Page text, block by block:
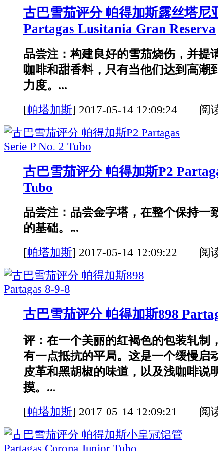
古巴雪茄评分 帕得加斯露丝塔尼
Partagas Lusitania Gran Reserva
品尝注：构建良好的雪茄烧伤，并提
咖啡和甜香料，只有当他们达到高潮
力度。...
[帕塔加斯] 2017-05-14 12:09:24 阅
古巴雪茄评分 帕得加斯P2
Tubo
品尝注：品尝金字塔，在整个保持一
的基础。...
[帕塔加斯] 2017-05-14 12:09:22 阅
古巴雪茄评分 帕得加斯898
评：在一个美丽的红褐色的包装轧制
有一点抵抗的平局。这是一个缓慢启
皮革和黑胡椒的味道，以及浅咖啡说
摸。...
[帕塔加斯] 2017-05-14 12:09:21 阅